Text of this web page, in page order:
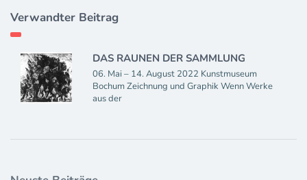
Verwandter Beitrag
DAS RAUNEN DER SAMMLUNG
06. Mai – 14. August 2022 Kunstmuseum
Bochum Zeichnung und Graphik Wenn Werke
aus der